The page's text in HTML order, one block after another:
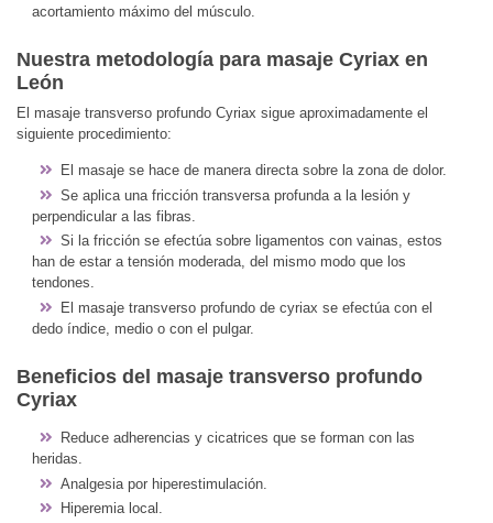
acortamiento máximo del músculo.
Nuestra metodología para masaje Cyriax en
León
El masaje transverso profundo Cyriax sigue aproximadamente el
siguiente procedimiento:
El masaje se hace de manera directa sobre la zona de dolor.
Se aplica una fricción transversa profunda a la lesión y
perpendicular a las fibras.
Si la fricción se efectúa sobre ligamentos con vainas, estos
han de estar a tensión moderada, del mismo modo que los
tendones.
El masaje transverso profundo de cyriax se efectúa con el
dedo índice, medio o con el pulgar.
Beneficios del masaje transverso profundo
Cyriax
Reduce adherencias y cicatrices que se forman con las
heridas.
Analgesia por hiperestimulación.
Hiperemia local.